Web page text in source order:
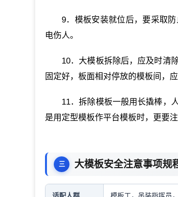
9．模板安装就位后，要采取
电伤人。
10．大模板拆除后，应及时清
固定好，板面相对停放的模板间，
11．拆除模板一般用长撬棒，
是用定型模板作平台模板时，更要
大模板安全注意事项规